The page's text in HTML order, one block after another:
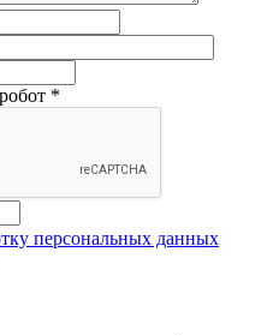
*
персональных данных